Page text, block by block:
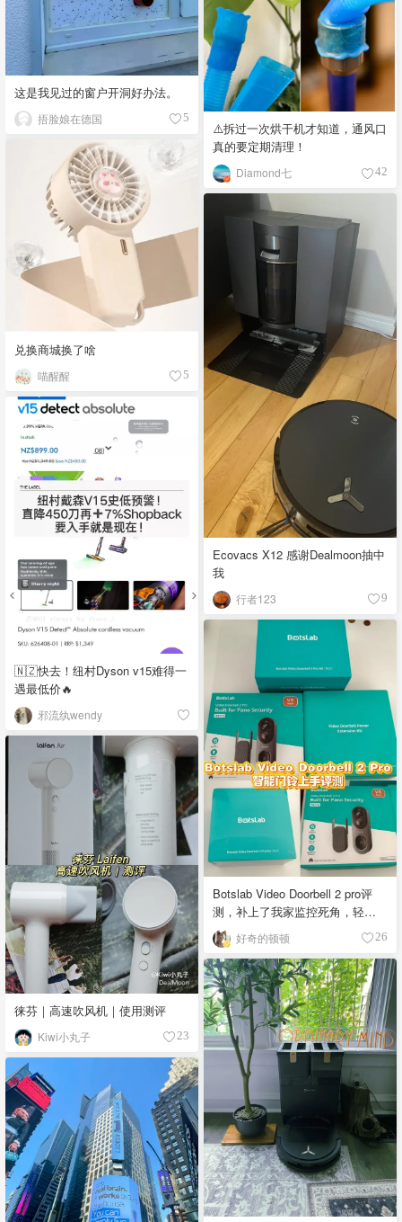
这是我见过的窗户开洞好办法。
捂脸娘在德国 5
⚠️拆过一次烘干机才知道，通风口
真的要定期清理！
Diamond七 42
兑换商城换了啥
喵醒醒 5
Ecovacs X12 感谢Dealmoon抽中
我
行者123 9
🇳🇿快去！纽村Dyson v15难得一
遇最低价🔥
邪流纨wendy
Botslab Video Doorbell 2 pro评
测，补上了我家监控死角，轻松
安装自住和租房都友好
好奇的顿顿 26
徕芬｜高速吹风机｜使用测评
Kiwi小丸子 23